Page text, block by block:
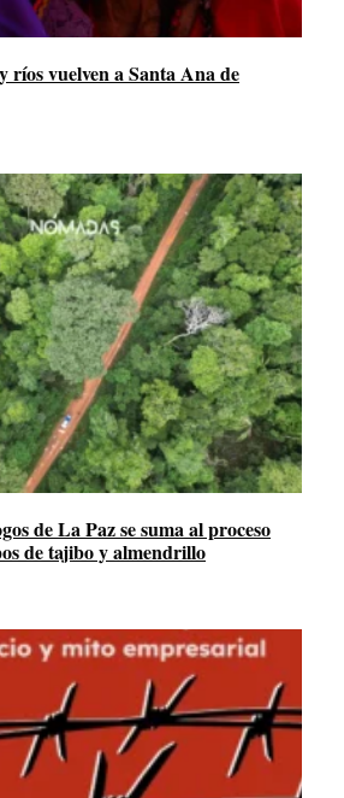
ríos vuelven a Santa Ana de
de La Paz se suma al proceso
de tajibo y almendrillo